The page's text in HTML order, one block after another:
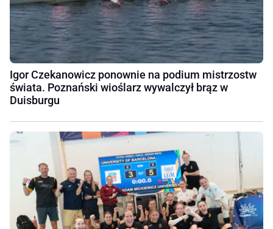
Igor Czekanowicz ponownie na podium mistrzostw
świata. Poznański wioślarz wywalczył brąz w
Duisburgu